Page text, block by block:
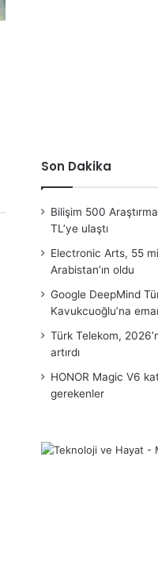
Son Dakika
Bilişim 500
TL’ye ulaştı
Electronic Arts, 55
Arabistan’ın oldu
Google DeepMind
Kavukcuoğlu’na
Türk Telekom,
artırdı
HONOR Magic V6
gerekenler